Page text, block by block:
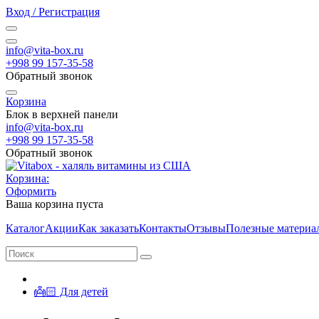
Вход / Регистрация
info@vita-box.ru
+998 99 157-35-58
Обратный звонок
Корзина
Блок в верхней панели
info@vita-box.ru
+998 99 157-35-58
Обратный звонок
Корзина:
Оформить
Ваша корзина пуста
КаталогАкцииКак заказатьКонтактыОтзывыПолезные
👼🏻 Для детей